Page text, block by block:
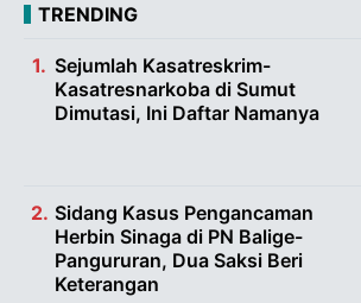
TRENDING
Sejumlah Kasatreskrim-
Kasatresnarkoba di Sumut
Dimutasi, Ini Daftar Namanya
Sidang Kasus Pengancaman
Herbin Sinaga di PN Balige-
Pangururan, Dua Saksi Beri
Keterangan